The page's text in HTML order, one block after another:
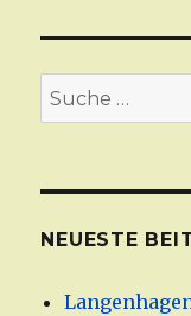
Suche
nach:
NEUESTE